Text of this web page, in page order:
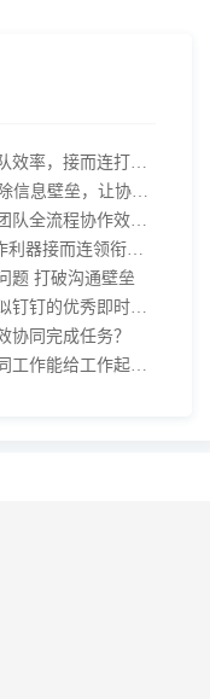
告别单打独斗：协同工作重塑团队效率，接而连打造数据合规协作空间
部门各自为战？接而连用 3 招破除信息壁垒，让协作效率翻倍
破解内部协同困局：接而连助力团队全流程协作效率翻倍
企业内部办公 IM 合集：高效协作利器接而连领衔推荐
题 打破沟通壁垒
打造高效沟通团队必备：10款类似钉钉的优秀即时通讯软件推荐
协同完成任务？
协同工作与传统工作是什么？协同工作能给工作起到哪些效果？